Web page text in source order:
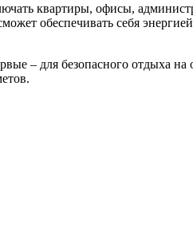
квартиры, офисы,
обеспечивать себя
– для безопасного отдыха